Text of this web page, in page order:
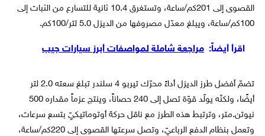
القصوى إلى 201كم/ساعة، وتستغرق 10.4 ثانية للتسارع من الثبات إلى
100كم/ساعة، ويبلغ معدّل مصروفها من الديزل 5.0 لتر/100كم.
اقرأ أيضاً: مراجعة شاملة لمواصفات أبرز سيارات جيب
تضمّ أفضل طرز الديزل أداءً محرّك تيربو 4 سلندر تبلغ سعته 2.0 لتر
أيضًا، ولكنّه يولّد قوّة تصل إلى 240 حصاناً، وينتج عزماً مقداره 500
نيوتن.متر، وترتبط هذه الطرز مع ناقل حركة أوتوماتيكيّ بتسع سرعات،
وتعمل بنظام الدفع الرباعيّ، وتصل سرعتها القصوى إلى 220كم/ساعة،